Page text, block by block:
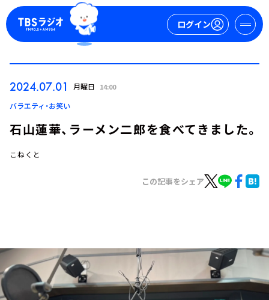
ログイン
ログイン
トピックス
TBS Podcast
お知らせ
イベント・グッズ
2024.07.01 月曜日 14:00
バラエティ・お笑い
石山蓮華、ラーメン二郎を食べてきました。
こねくと
この記事をシェア